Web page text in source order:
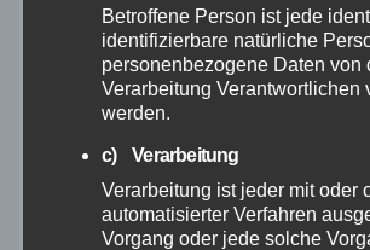
November 2025
Oktober 2025
September 2025
August 2025
Betroffene Person ist jede
identifizierbare natürliche
personenbezogene Daten von
Verarbeitung Verantwortlichen
werden.
c) Verarbeitung
Verarbeitung ist jeder mit oder
automatisierter Verfahren
Vorgang oder jede solche